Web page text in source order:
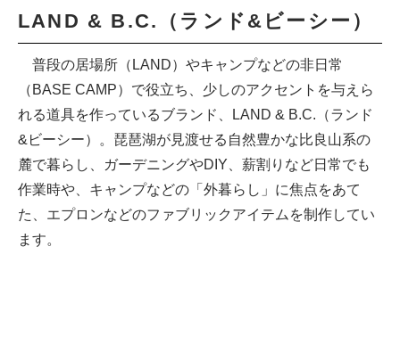
LAND & B.C.（ランド&ビーシー）
普段の居場所（LAND）やキャンプなどの非日常
（BASE CAMP）で役立ち、少しのアクセントを与えら
れる道具を作っているブランド、LAND & B.C.（ランド
&ビーシー）。琵琶湖が見渡せる自然豊かな比良山系の
麓で暮らし、ガーデニングやDIY、薪割りなど日常でも
作業時や、キャンプなどの「外暮らし」に焦点をあて
た、エプロンなどのファブリックアイテムを制作してい
ます。